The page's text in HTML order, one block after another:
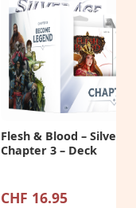
Flesh & Blood – Silver
Chapter 3 – Deck
CHF 16.95